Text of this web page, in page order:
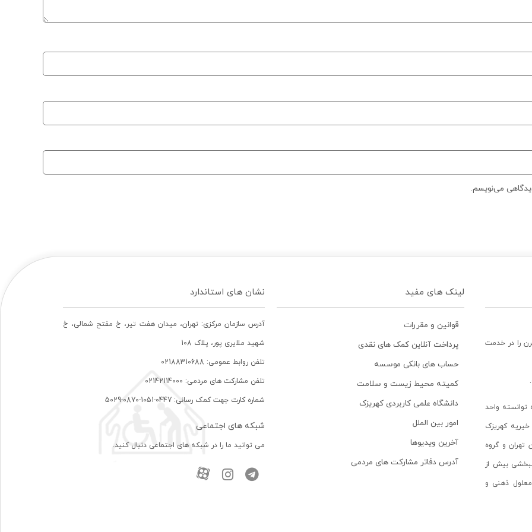
می‌نویسم.
را در خدمت
واحد
کهریزک
تهران و گروه
بیش از
معلول ذهنی و
لینک های مفید
قوانین و مقررات
پرداخت آنلاین کمک های نقدی
حساب های بانکی موسسه
کمیته محیط زیست و سلامت
دانشگاه علمی کاربردی کهریزک
امور بین الملل
آخرین ویدیوها
آدرس دفاتر مشارکت های مردمی
نشان های استاندارد
آدرس سازمان مرکزی: تهران، ميدان هفت تير، خ مفتح شمالی، خ
شهيد ملايری پور، پلاک 108
تلفن روابط عمومی: 02188310688
تلفن مشارکت های مردمی: 02142114000
شماره کارت جهت کمک رسانی: 0447-1051-0870-5029
شبکه های اجتماعی
می توانید ما را در شبکه های اجتماعی دنبال کنید.